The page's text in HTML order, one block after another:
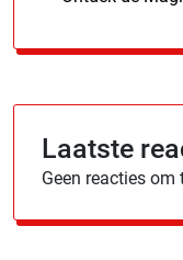
Laatste
Geen reacties om